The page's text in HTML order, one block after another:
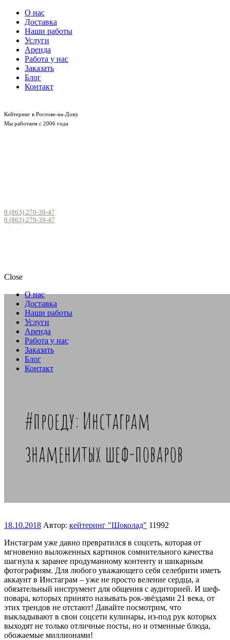
О нас
Доставка
Наши работы
Услуги
Аренда
Работа у нас
Заказать
Блог
Контакт
Кейтеринг в Ростове-на-Дону
Мы работаем с 2006 года
8 (863) 270-39-47
8 (863) 279-39-47
Close
О нас
Доставка
Наши работы
Услуги
Аренда
Работа у нас
Заказать
Блог
Контакт
#проеду: Инстаграм
знаменитых шеф-поваров
18.10.2018 Автор: кейтеринг "Шоколад" 11992
Инстаграм уже давно превратился в соцсеть, которая от
мгновенно выложенных картинок сомнительного качества
шагнула к заранее продуманному контенту и шикарным
фотографиям. Для любого уважающего себя селебрити иметь
аккаунт в Инстаграм – уже не просто веление сердца, а
обязательный инструмент для общения с аудиторией. И шеф-
повара, которых принято называть рок-звёздами 21 века, от
этих трендов не отстают! Давайте посмотрим, что
выкладывают в свои соцсети кулинары, из-под рук которых
выходят не только отличные посты, но и отменные блюда,
обожаемые миллионами!